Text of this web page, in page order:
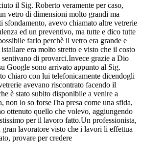
il Sig. Roberto veramente per caso,
vetro di dimensioni molto grandi ma
sfondamento, avevo chiamato altre vetrerie
ed un preventivo, ma tutte e dico tutte
farlo perchè il vetro era grande e
era molto stretto e visto che il costo
sentivano di provarci.Invece grazie a Dio
Google sono arrivato appunto al Sig.
chiaro con lui telefonicamente dicendogli
avevano riscontrato facendo il
è stato subito disponibile a venire a
non lo so forse l'ha presa come una sfida,
ottenuto quello che volevo, aggiungendo
per il lavoro fatto.Un professionista,
gran lavoratore visto che i lavori li effettua
provare per credere